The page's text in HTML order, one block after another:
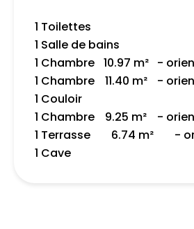
1 Toilettes
1 Salle de bains
1 Chambre 10.97 m² -
1 Chambre
11.40 m²
-
1 Couloir
1 Chambre
9.25 m²
-
1 Terrasse
6.74 m²
-
1 Cave